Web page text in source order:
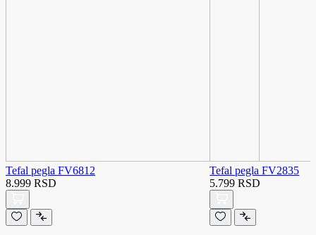
Tefal pegla FV6812
8.999 RSD
Tefal pegla FV2835
5.799 RSD